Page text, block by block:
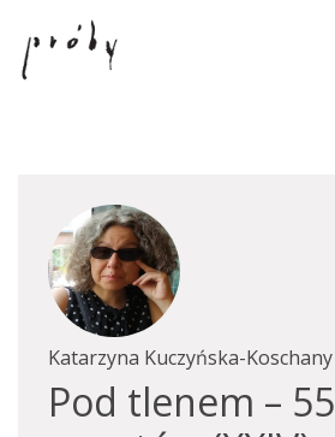
Katarzyna Kuczyńska-Koschany
Pod tlenem – 55